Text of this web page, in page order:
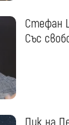
Стефан
Със